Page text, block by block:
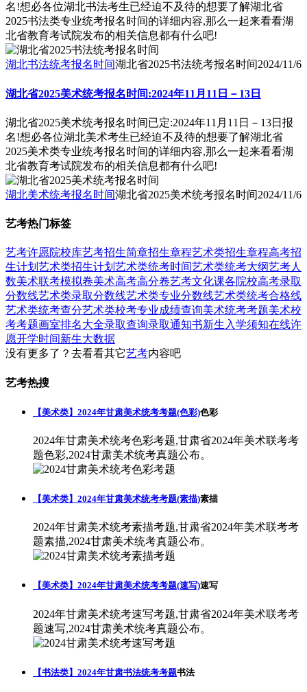
名!想必各位湖北书法考生已经迫不及待的想要了解湖北省
2025书法类专业统考报名时间的详细内容,那么一起来看看湖
北省教育考试院发布的相关信息都有什么吧!
湖北书法统考报名时间湖北省2025书法统考报名时间2024/11/6
湖北省2025美术统考报名时间:2024年11月11日－13日
湖北省2025美术统考报名时间已定:2024年11月11日－13日报
名!想必各位湖北美术考生已经迫不及待的想要了解湖北省
2025美术类专业统考报名时间的详细内容,那么一起来看看湖
北省教育考试院发布的相关信息都有什么吧!
湖北美术统考报名时间湖北省2025美术统考报名时间2024/11/6
艺考热门标签
艺考许愿院校库艺考招生简章招生章程艺术类招生章程高考招
生计划 艺术类招生计划 艺术类统考时间艺术类统考大纲艺考人
数美术联考模拟卷美术高考高分卷艺考文化课各院校高考录取
分数线艺术类录取分数线艺术类专业分数线艺术类统考合格线
艺术类统考查分艺术类校考专业成绩查询美术统考考题美术校
考考题画室排名大全录取查询录取通知书新生入学须知在线许
愿开学时间新生大数据
没有更多了？去看看其它艺考内容吧
艺考热搜
【美术类】2024年甘肃美术统考考题(色彩)色彩
2024年甘肃美术统考色彩考题,甘肃省2024年美术联考考
题色彩,2024甘肃美术统考真题公布。
【美术类】2024年甘肃美术统考考题(素描)素描
2024年甘肃美术统考素描考题,甘肃省2024年美术联考考
题素描,2024甘肃美术统考真题公布。
【美术类】2024年甘肃美术统考考题(速写)速写
2024年甘肃美术统考速写考题,甘肃省2024年美术联考考
题速写,2024甘肃美术统考真题公布。
【书法类】2024年甘肃书法统考考题书法